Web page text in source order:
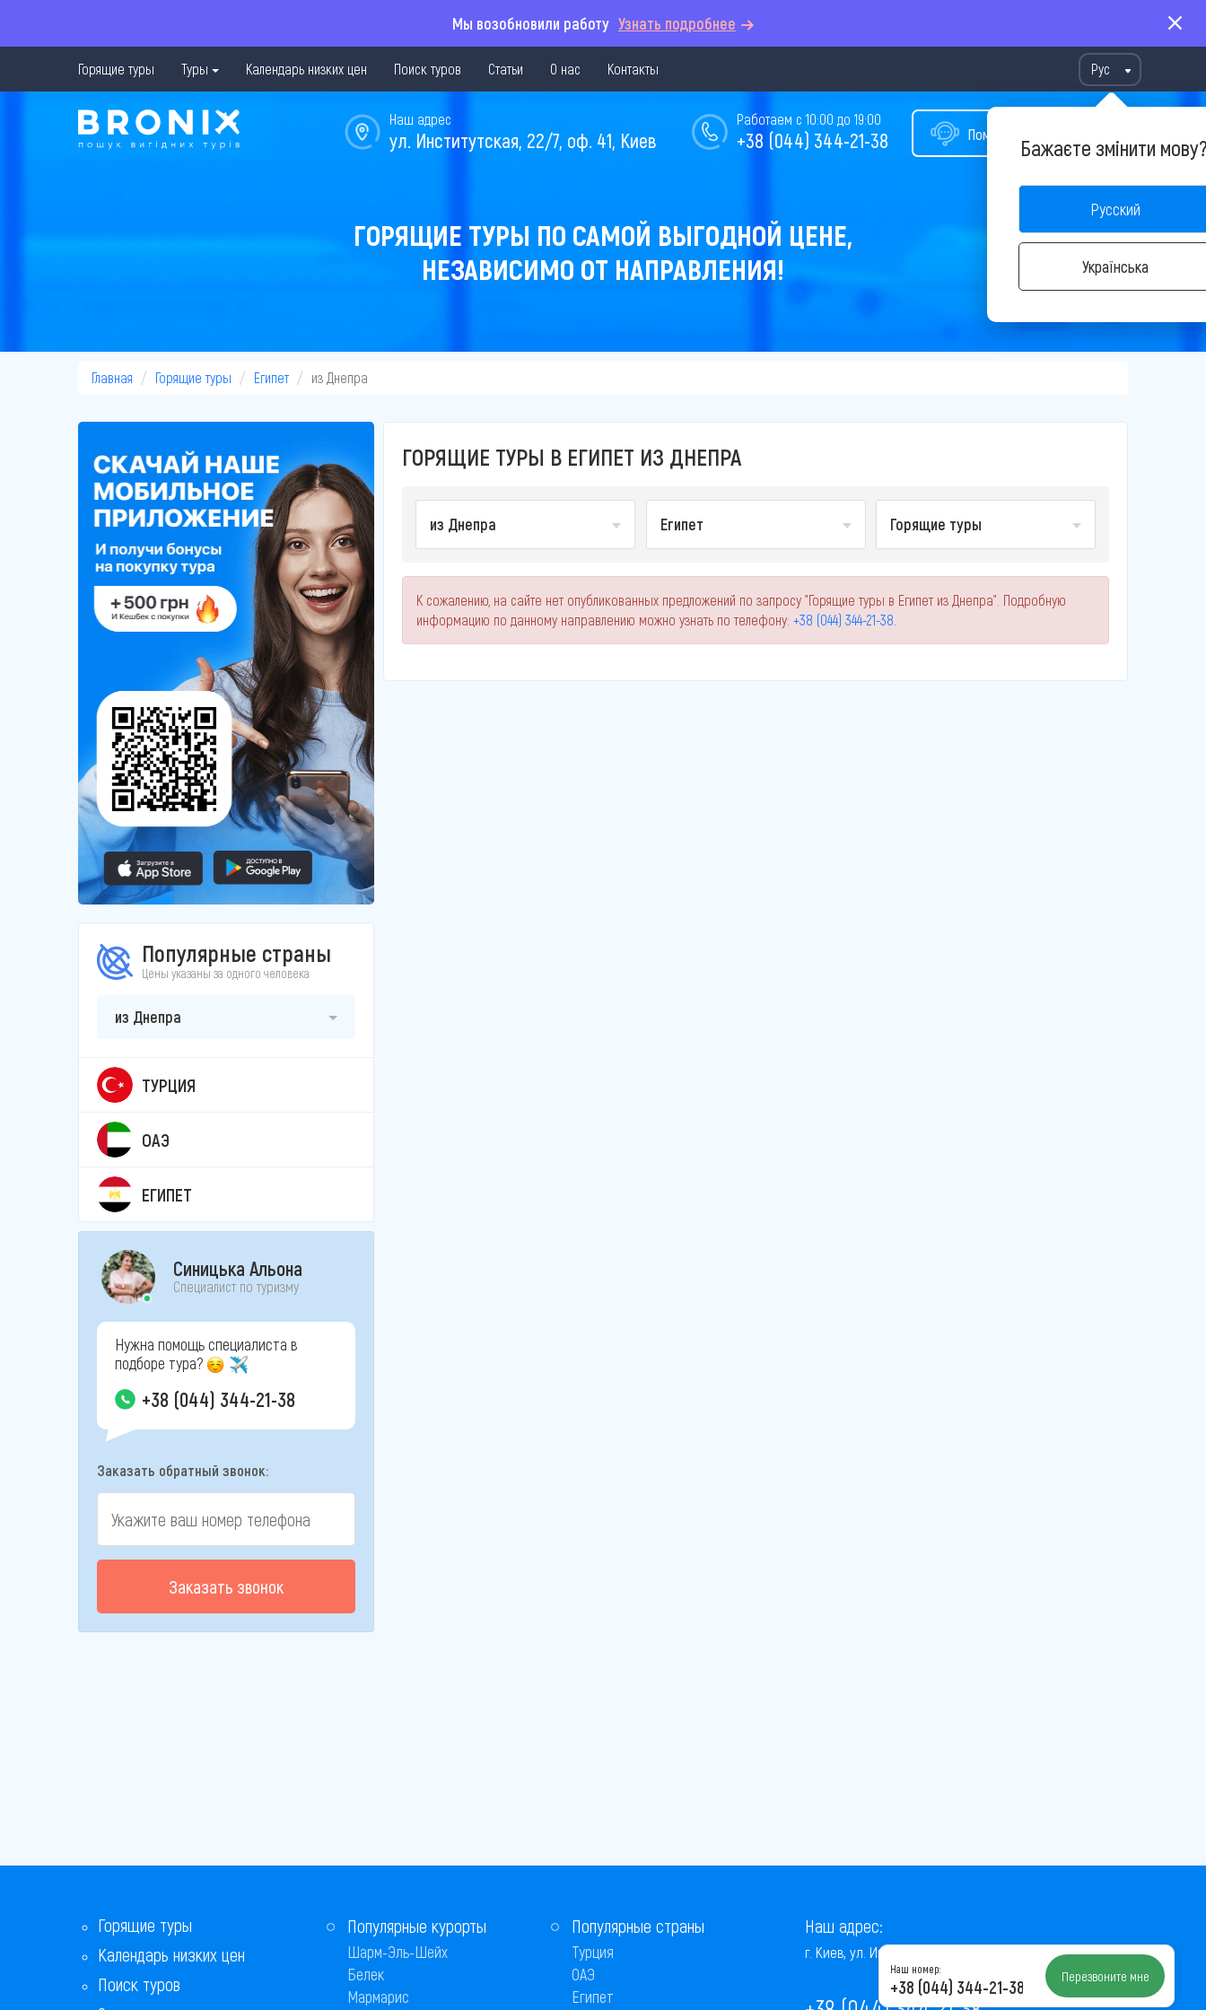
Мы возобновили работу Узнать подробнее
Горящие туры Туры Календарь низких цен Поиск туров Статьи О нас Контакты Рус
Бажаєте змінити
Русский
Українська
Помощь в подборе тура
Работаем с 10:00 до 19:00
+38 (044) 344-21-38
Наш адрес
ул. Институтская, 22/7, оф. 41, Киев
ГОРЯЩИЕ ТУРЫ ПО САМОЙ ВЫГОДНОЙ ЦЕНЕ,
НЕЗАВИСИМО ОТ НАПРАВЛЕНИЯ!
Главная Горящие туры Египет из Днепра
Популярные страны
Цены указаны за одного человека
из Днепра
ТУРЦИЯ
ОАЭ
ЕГИПЕТ
Синицька Альона
Специалист по туризму
Нужна помощь специалиста в
подборе тура?
+38 (044) 344-21-38
Заказать обратный звонок:
Заказать звонок
ГОРЯЩИЕ ТУРЫ В ЕГИПЕТ ИЗ ДНЕПРА
из Днепра Египет Горящие туры
К сожалению, на сайте нет опубликованных предложений по запросу "Горящие туры в Египет из Днепра". Подробную
информацию по данному направлению можно узнать по телефону: +38 (044) 344-21-38
Горящие туры
Календарь низких цен
Поиск туров
Популярные курорты
Шарм-Эль-Шейх
Белек
Мармарис
Популярные страны
Турция
ОАЭ
Египет
Наш адрес:
г. Киев, ул. Институтская, 22/7, оф. 41
Наш номер:
+38 (044) 344-21-38 Перезвоните мне